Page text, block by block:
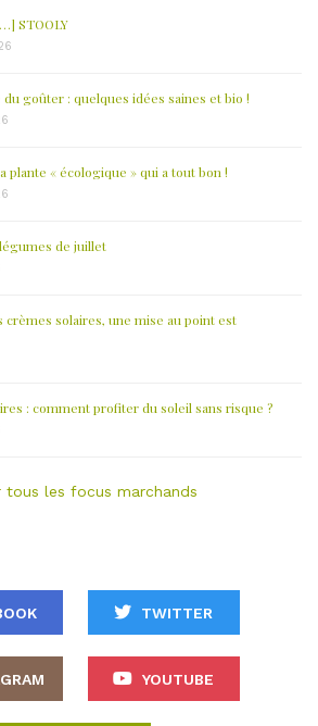
STOOLY
du goûter : quelques idées saines et bio !
plante « écologique » qui a tout bon !
de juillet
crèmes solaires, une mise au point est
: comment profiter du soleil sans risque ?
tous les focus marchands
TWITTER
YOUTUBE